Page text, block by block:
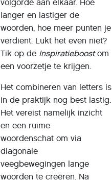
volgorde aan elkaar. Hoe
langer en lastiger de
woorden, hoe meer punten je
verdient. Lukt het even niet?
Tik op de Inspiratieboostom
een voorzetje te krijgen.
Het combineren van letters is
in de praktijk nog best lastig.
Het vereist namelijk inzicht
en een ruime
woordenschat om via
diagonale
veegbewegingen lange
woorden te creëren. Na